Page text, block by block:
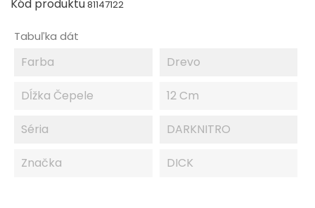
Kód produktu81147122
Tabuľka dát
Farba Drevo
Dĺžka Čepele 12 Cm
Séria DARKNITRO
Značka DICK